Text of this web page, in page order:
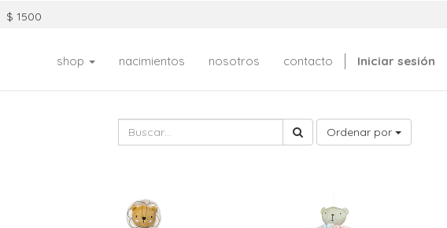
$ 1500
shop nacimientos nosotros contacto Iniciar sesión
Ordenar por